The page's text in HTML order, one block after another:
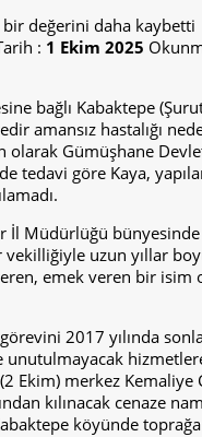
: 1 Ekim 2025
bağlı Kabaktepe
amansız hastalığı
olarak Gümüşhane
tedavi göre Kaya,
İl Müdürlüğü
uzun yıllar
emek veren bir isim
2017 yılında
unutulmayacak
Ekim) merkez Kemaliye
kılınacak cenaze
köyünde